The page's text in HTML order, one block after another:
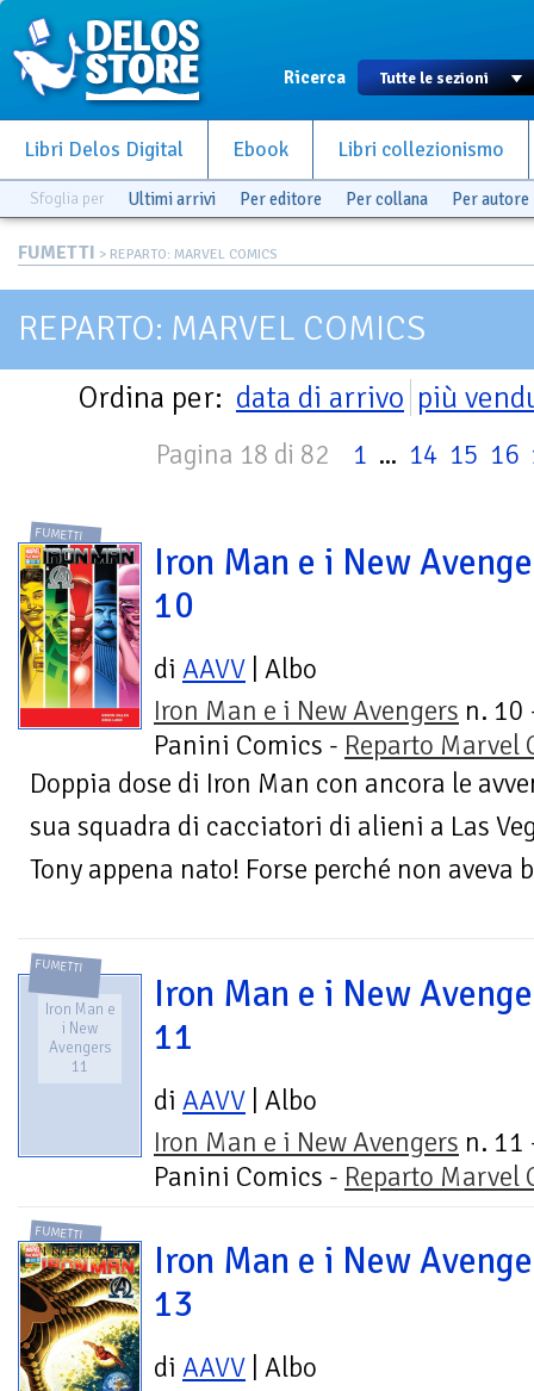
Ricerca
Libri Delos Digital Ebook Libri collezionismo
Sfoglia per Ultimi arrivi Per editore Per collana Per autore
FUMETTI > REPARTO: MARVEL COMICS
REPARTO: MARVEL COMICS
Ordina per: data di arrivo più
Pagina 18 di 82 1 ... 14 15 16
FUMETTI
Iron Man e i New
10
di AAVV | Albo
Iron Man e i New Avengers n. 10
Panini Comics - Reparto Marvel
Doppia dose di Iron Man con ancora le
sua squadra di cacciatori di alieni a Las
Tony appena nato! Forse perché non aveva
FUMETTI
Iron Man e
i New
Avengers
11
Iron Man e i New
11
di AAVV | Albo
Iron Man e i New Avengers n. 11
Panini Comics - Reparto Marvel
FUMETTI
Iron Man e i New
13
di AAVV | Albo